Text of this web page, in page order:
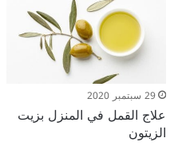
29 سبتمبر 2020
علاج القمل في المنزل بزيت
الزيتون